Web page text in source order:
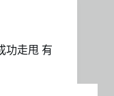
功走甩 有